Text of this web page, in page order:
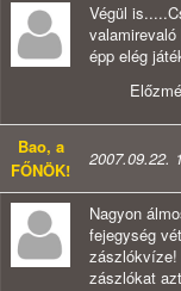
Végül
épp elég
Bao, a
FŐNÖK!
2007.09.22.
Nagyon
fejegység
zászlókvíze!
zászlókat